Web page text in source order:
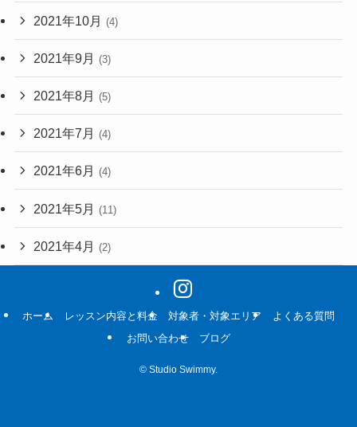
2021年10月 (4)
2021年9月 (3)
2021年8月 (5)
2021年7月 (4)
2021年6月 (4)
2021年5月 (11)
2021年4月 (2)
ホーム レッスン内容と料金 対象者・対象エリア
よくある質問
お問い合わせ
ブログ
© Studio Swimmy.